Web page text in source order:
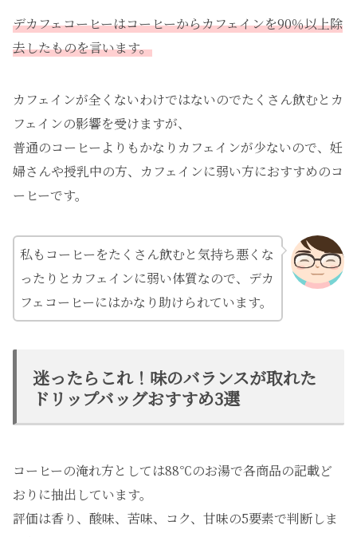
デカフェコーヒーはコーヒーからカフェインを90％以上除
去したものを言います。
カフェインが全くないわけではないのでたくさん飲むとカ
フェインの影響を受けますが、
普通のコーヒーよりもかなりカフェインが少ないので、妊
婦さんや授乳中の方、カフェインに弱い方におすすめのコ
ーヒーです。
私もコーヒーをたくさん飲むと気持ち悪くな
ったりとカフェインに弱い体質なので、デカ
フェコーヒーにはかなり助けられています。
迷ったらこれ！味のバランスが取れた
ドリップバッグおすすめ3選
コーヒーの淹れ方としては88℃のお湯で各商品の記載ど
おりに抽出しています。
評価は香り、酸味、苦味、コク、甘味の5要素で判断しま